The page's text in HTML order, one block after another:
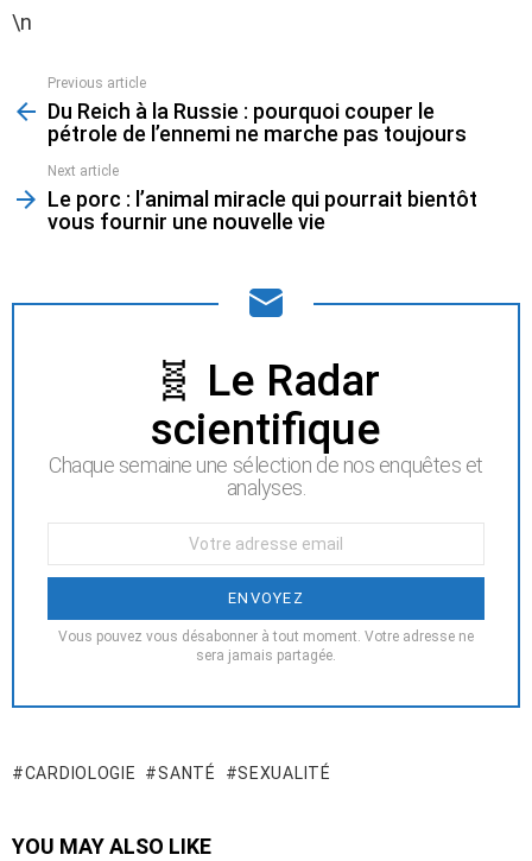
\n
more
Previous article
Du Reich à la Russie : pourquoi couper le
pétrole de l’ennemi ne marche pas toujours
Next article
Le porc : l’animal miracle qui pourrait bientôt
vous fournir une nouvelle vie
NEWSLETTER🧬 Le Radar
scientifique
Chaque semaine une sélection de nos enquêtes et
analyses.
:
Vous pouvez vous désabonner à tout moment. Votre adresse ne
sera jamais partagée.
CARDIOLOGIE SANTÉ SEXUALITÉ
YOU MAY ALSO LIKE